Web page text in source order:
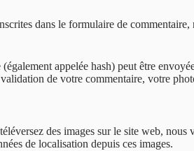
dans le formulaire de
appelée hash) peut être
de votre commentaire, votre
des images sur le site web,
de localisation depuis ces images.